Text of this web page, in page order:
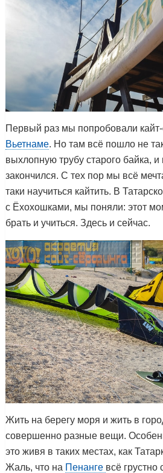
Первый раз мы попробовали
Вьетнаме. Но там всё пошло не
выхлопную трубу старого байка, и
закончился. С тех пор мы всё
таки научиться кайтить. В
с Ёхохошками, мы поняли: этот
брать и учиться. Здесь и сейчас.
Жить на берегу моря и жить в
совершенно разные вещи.
это живя в таких местах, как
Жаль, что на Пенанге всё грустно